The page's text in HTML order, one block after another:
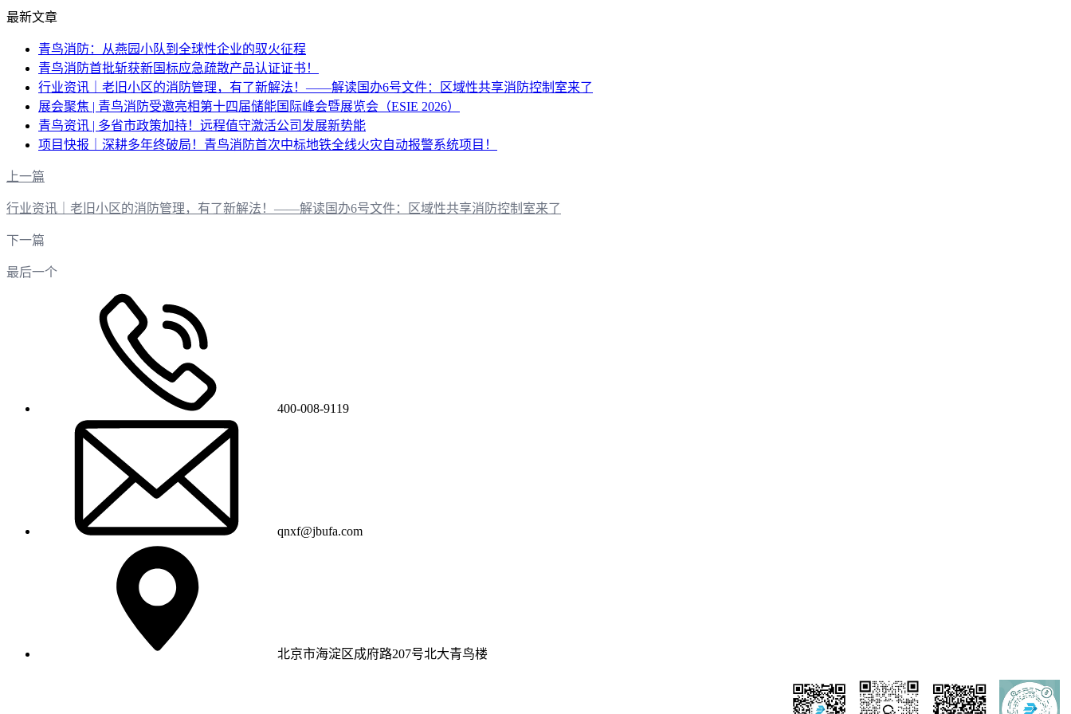
最新文章
青鸟消防：从燕园小队到全球性企业的驭火征程
青鸟消防首批斩获新国标应急疏散产品认证证书！
行业资讯｜老旧小区的消防管理，有了新解法！——解读国办6号文件：区域性共享消防控制室来了
展会聚焦 | 青鸟消防受邀亮相第十四届储能国际峰会暨展览会（ESIE 2026）
青鸟资讯 | 多省市政策加持！远程值守激活公司发展新势能
项目快报｜深耕多年终破局！青鸟消防首次中标地铁全线火灾自动报警系统项目！
上一篇
行业资讯｜老旧小区的消防管理，有了新解法！——解读国办6号文件：区域性共享消防控制室来了
下一篇
最后一个
400-008-9119
qnxf@jbufa.com
北京市海淀区成府路207号北大青鸟楼